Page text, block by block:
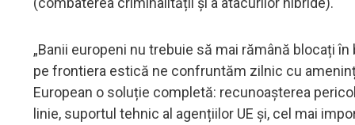
„Banii europeni nu trebuie să mai rămână blocați
pe frontiera estică ne confruntăm zilnic cu
European o soluție completă: recunoașterea
linie, suportul tehnic al agențiilor UE și, cel mai